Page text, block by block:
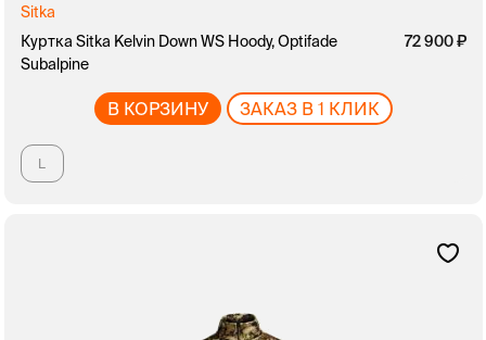
Sitka
Куртка Sitka Kelvin Down WS Hoody, Optifade
Subalpine
72 900
В КОРЗИНУ ЗАКАЗ В 1 КЛИК
L